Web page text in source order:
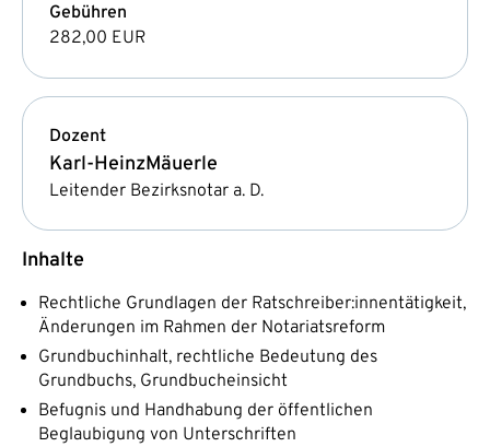
Gebühren
282,00 EUR
Dozent
Karl-HeinzMäuerle
Leitender Bezirksnotar a. D.
Inhalte
Rechtliche Grundlagen der Ratschreiber:innentätigkeit,
Änderungen im Rahmen der Notariatsreform
Grundbuchinhalt, rechtliche Bedeutung des
Grundbuchs, Grundbucheinsicht
Befugnis und Handhabung der öffentlichen
Beglaubigung von Unterschriften